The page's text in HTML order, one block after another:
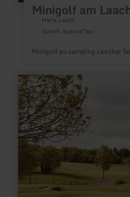
Minigolf am
Maria Laach
Ouvert aujourd'hui
Minigolf au camping Laacher
en
savoir
plus
sur
:
Les
terrains
de
Golf
de
Bitburg